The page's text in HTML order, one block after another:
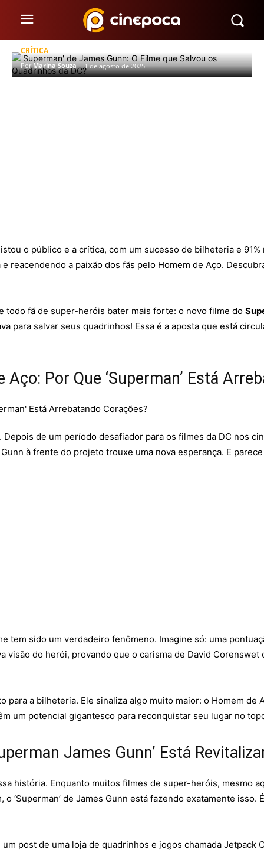
‘Superman’ de James Gunn: O Filme
que Salvou os Quadrinhos da DC?
CRÍTICA
Por Marina Souza 1 de agosto de 2025
o público e a crítica, com um sucesso de bilheteria e
reacendendo a paixão dos fãs pelo Homem de Aço.
todo fã de super-heróis bater mais forte: o novo filme do
para salvar seus quadrinhos! Essa é a aposta que está
Por Que ‘Superman’ Está
Depois de um período desafiador para os filmes da DC nos
à frente do projeto trouxe uma nova esperança. E
tem sido um verdadeiro fenômeno. Imagine só: uma
visão do herói, provando que o carisma de David
para a bilheteria. Ele sinaliza algo muito maior: o Homem de
um potencial gigantesco para reconquistar seu lugar no
James Gunn’ Está
história. Enquanto muitos filmes de super-heróis, mesmo
‘Superman’ de James Gunn está fazendo exatamente
post de uma loja de quadrinhos e jogos chamada Jetpack